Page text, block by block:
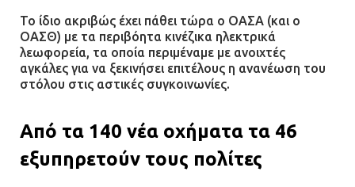
Το ίδιο ακριβώς έχει πάθει τώρα ο ΟΑΣΑ (και ο
ΟΑΣΘ) με τα περιβόητα κινέζικα ηλεκτρικά
λεωφορεία, τα οποία περιμέναμε με ανοιχτές
αγκάλες για να ξεκινήσει επιτέλους η ανανέωση του
στόλου στις αστικές συγκοινωνίες.
Από τα 140 νέα οχήματα τα 46
εξυπηρετούν τους πολίτες